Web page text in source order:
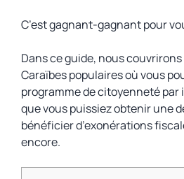
C’est gagnant-gagnant pour
Dans ce guide, nous
Caraïbes populaires où vous
programme de citoyenneté
que vous puissiez obtenir une
bénéficier d’exonérations
encore.